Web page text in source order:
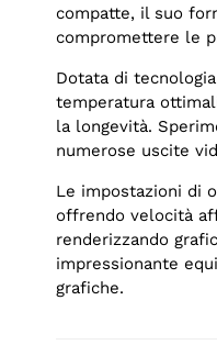
compatte, il suo
compromettere le
Dotata di
temperatura
la longevità.
numerose uscite
Le impostazioni di
offrendo velocità
renderizzando
impressionante
grafiche.